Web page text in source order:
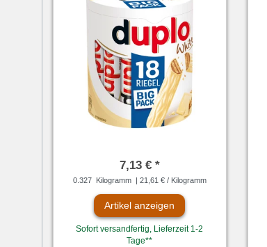
7,13 € *
0.327 Kilogramm | 21,61 € / Kilogramm
Artikel anzeigen
Sofort versandfertig, Lieferzeit 1-2
Tage**